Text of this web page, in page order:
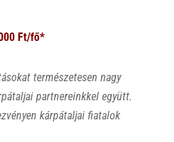
Ft/fő*
természetesen nagy
partnereinkkel együtt.
kárpátaljai fiatalok